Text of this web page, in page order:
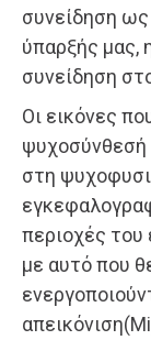
συνείδηση
ύπαρξής μας,
συνείδηση
Οι εικόνες
ψυχοσύνθεσή
στη
περιοχές του
με αυτό που